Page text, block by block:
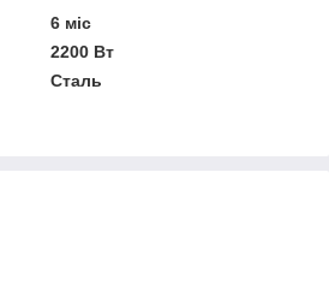
6 міс
2200 Вт
Сталь